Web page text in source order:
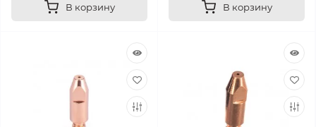
В корзину В корзину